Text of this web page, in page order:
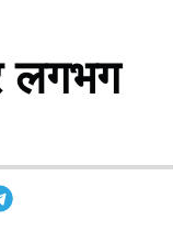
लगभग